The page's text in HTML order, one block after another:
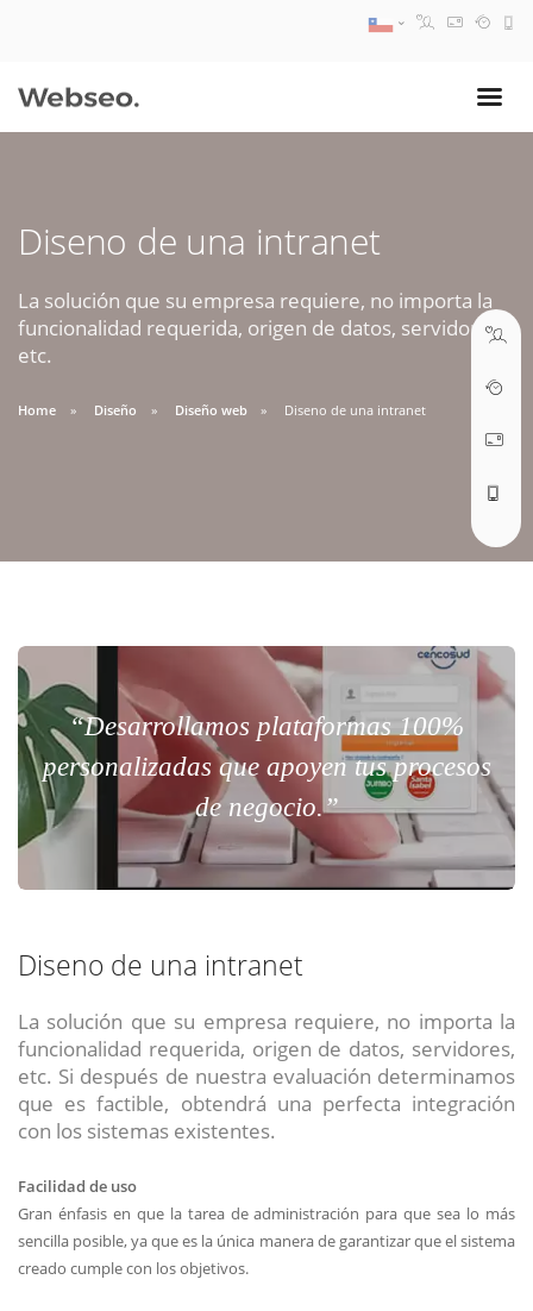
Diseno de una intranet
La solución que su empresa requiere, no importa la
funcionalidad requerida, origen de datos, servidores,
etc.
Home Diseño Diseño web Diseno de una intranet
“Desarrollamos plataformas 100%
personalizadas que apoyen tus procesos
de negocio.”
Diseno de una intranet
La solución que su empresa requiere, no importa la
funcionalidad requerida, origen de datos, servidores,
etc. Si después de nuestra evaluación determinamos
que es factible, obtendrá una perfecta integración
con los sistemas existentes.
Facilidad de uso
Gran énfasis en que la tarea de administración para que sea lo más
sencilla posible, ya que es la única manera de garantizar que el sistema
creado cumple con los objetivos.
09:30 AM A 18:30 PM
soporte@webseo.cl
ABRIR TICKET